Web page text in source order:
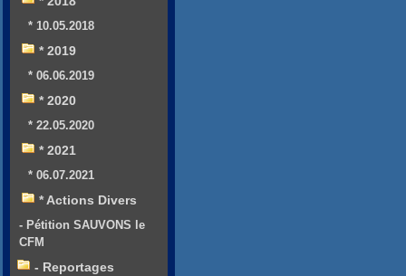
* 10.05.2018
* 2019
* 06.06.2019
* 2020
* 22.05.2020
* 2021
* 06.07.2021
* Actions Divers
- Pétition SAUVONS le
CFM
- Reportages